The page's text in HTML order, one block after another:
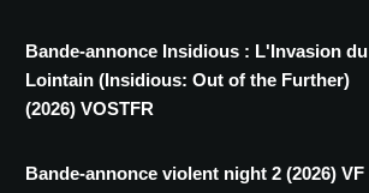
Bande-annonce Insidious : L'Invasion du
Lointain (Insidious: Out of the Further)
(2026) VOSTFR
Bande-annonce violent night 2 (2026) VF